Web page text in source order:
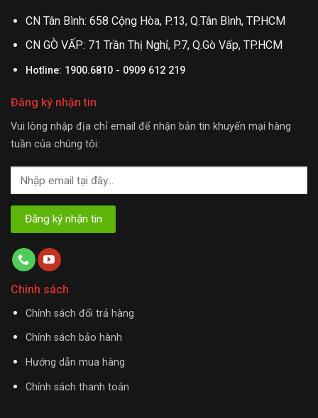
CN Tân Bình: 658 Cộng Hòa, P.13, Q.Tân Bình, TP.HCM
CN GÒ VẤP: 71 Trần Thị Nghỉ, P.7, Q.Gò Vấp, TP.HCM
Hotline: 1900.6810 - 0909 612 219
Đăng ký nhận tin
Vui lòng nhập địa chỉ email để nhận bản tin khuyến mại hàng
tuần của chúng tôi:
Chính sách
Chính sách đổi trả hàng
Chính sách bảo hành
Hướng dẫn mua hàng
Chính sách thanh toán